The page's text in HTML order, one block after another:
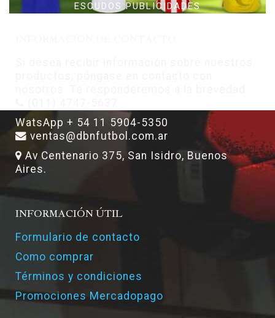
ESCUDOS PUBLICIDADES
WatsApp + 54 11 5904-5350
ventas@dbnfutbol.com.ar
Av Centenario 375, San Isidro, Buenos
Aires.
INFORMACIÓN ÚTIL
Formulario de contacto
Como comprar
Términos y condiciones
Promociones Mercadopago